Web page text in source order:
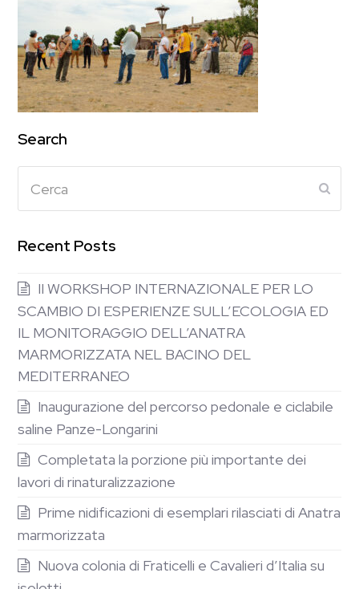
Search
Recent Posts
II WORKSHOP INTERNAZIONALE PER LO
SCAMBIO DI ESPERIENZE SULL’ECOLOGIA ED
IL MONITORAGGIO DELL’ANATRA
MARMORIZZATA NEL BACINO DEL
MEDITERRANEO
Inaugurazione del percorso pedonale e ciclabile
saline Panze-Longarini
Completata la porzione più importante dei
lavori di rinaturalizzazione
Prime nidificazioni di esemplari rilasciati di Anatra
marmorizzata
Nuova colonia di Fraticelli e Cavalieri d’Italia su